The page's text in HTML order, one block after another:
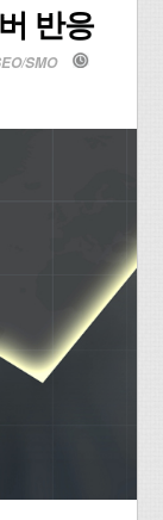
반응
SMO